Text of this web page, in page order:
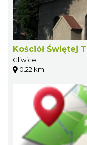
Kościół Świętej
Gliwice
0.22 km